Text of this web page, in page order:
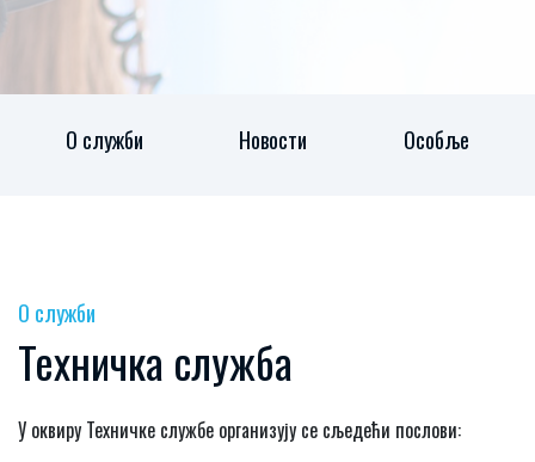
О служби Новости Особље
О служби
Техничка служба
У оквиру Техничке службе организују се сљедећи послови: